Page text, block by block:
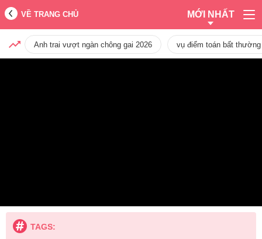
VỀ TRANG CHỦ MỚI NHẤT
Anh trai vượt ngàn chông gai 2026 vụ điểm toán bất
TAGS: